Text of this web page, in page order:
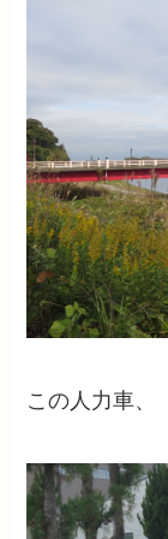
この人力車、